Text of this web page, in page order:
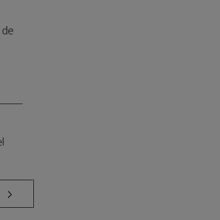
TAB para desplazarse.